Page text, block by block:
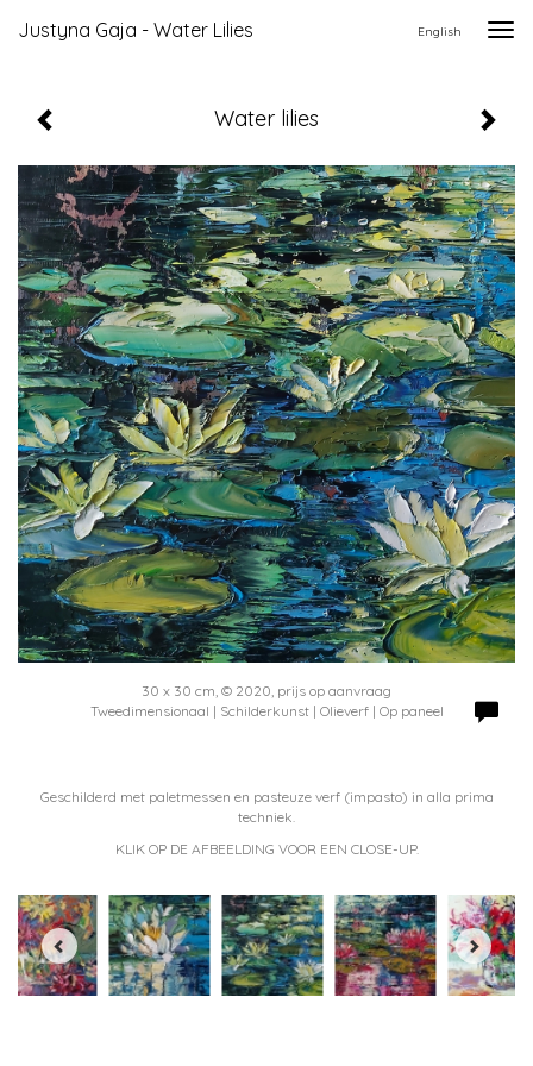
Justyna Gaja - Water Lilies English
Water lilies
30 x 30 cm, © 2020, prijs op aanvraag
Tweedimensionaal | Schilderkunst | Olieverf | Op paneel
Geschilderd met paletmessen en pasteuze verf (impasto) in alla prima
techniek.
KLIK OP DE AFBEELDING VOOR EEN CLOSE-UP.